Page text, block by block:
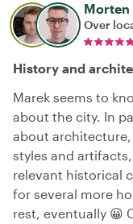
Morten
Over
History and
Marek seems to
about the city. In
about
styles and
relevant historical
for several more
rest, eventually 😀